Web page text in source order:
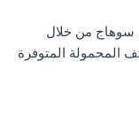
سوهاج من خلال
المحمولة المتوفرة